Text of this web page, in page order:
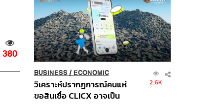
380
BUSINESS/ ECONOMIC
วิเคราะห์ปรากฏการณ์คนแห่
ขอสินเชื่อ CLICX อาจเป็น
2.6K